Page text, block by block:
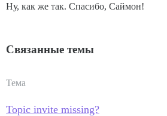
Ну, как же так. Спасибо, Саймон!
Связанные темы
Тема
Topic invite missing?